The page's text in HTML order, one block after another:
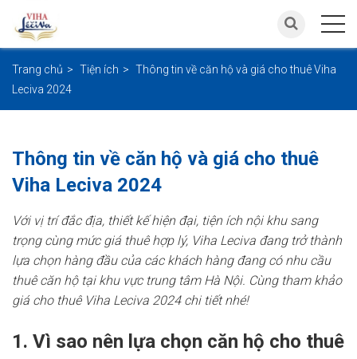
Trang chủ Tiện ích
Thông tin về căn hộ và giá cho thuê Viha
Leciva 2024
Thông tin về căn hộ và giá cho thuê
Viha Leciva 2024
Với vị trí đắc địa, thiết kế hiện đại, tiện ích nội khu sang
trọng cùng mức giá thuê hợp lý, Viha Leciva đang trở thành
lựa chọn hàng đầu của các khách hàng đang có nhu cầu
thuê căn hộ tại khu vực trung tâm Hà Nội. Cùng tham khảo
giá cho thuê Viha Leciva 2024 chi tiết nhé!
1. Vì sao nên lựa chọn căn hộ cho thuê